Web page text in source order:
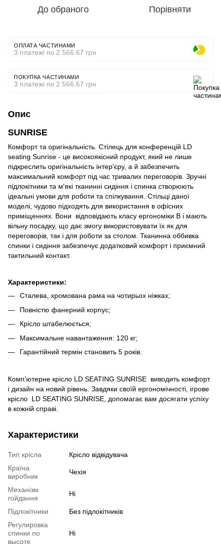
До обраного Порівняти
ОПЛАТА ЧАСТИНАМИ
3 платежі по 2 566.67 грн
ПОКУПКА ЧАСТИНАМИ
3 платежі по 2 566.67 грн
Опис
SUNRISE
Комфорт та оригінальність. Стілець для конференцій LD
seating Sunrise - це високоякісний продукт, який не лише
підкреслить оригінальність інтер'єру, а й забезпечить
максимальний комфорт під час тривалих переговорів. Зручні
підлокітники та м'які тканинні сидіння і спинка створюють
ідеальні умови для роботи та спілкування. Стільці даної
моделі, чудово підходять для використання в офісних
приміщеннях. Вони відповідають класу ергономіки B і мають
вільну посадку, що дає змогу використовувати їх як для
переговорів, так і для роботи за столом. Тканинна оббивка
спинки і сидіння забезпечує додатковий комфорт і приємний
тактильний контакт.
Характеристики:
Сталева, хромована рама на чотирьох ніжках;
Повністю фанерний корпус;
Крісло штабелюється;
Максимальне навантаження: 120 кг;
Гарантійний термін становить 5 років.
Комп'ютерне крісло LD SEATING SUNRISE виводить комфорт
і дизайн на новий рівень. Завдяки своїй ергономічності, ігрове
крісло LD SEATING SUNRISE, допомагає вам досягати успіху
в кожній справі.
Характеристики
Тип крісла
Крісло відвідувача
Країна
виробник
Чехія
Механізм
гойдання
Ні
Підлокітники
Без підлокітників
Регулировка
спинки по
высоте
Ні